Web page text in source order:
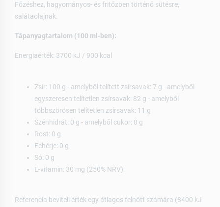
Főzéshez, hagyományos- és fritőzben történő sütésre,
salátaolajnak.
Tápanyagtartalom (100 ml-ben):
Energiaérték: 3700 kJ / 900 kcal
Zsír: 100 g - amelyből telített zsírsavak: 7 g - amelyből
egyszeresen telítetlen zsírsavak: 82 g - amelyből
többszörösen telítetlen zsírsavak: 11 g
Szénhidrát: 0 g - amelyből cukor: 0 g
Rost: 0 g
Fehérje: 0 g
Só: 0 g
E-vitamin: 30 mg (250% NRV)
Referencia beviteli érték egy átlagos felnőtt számára (8400 kJ